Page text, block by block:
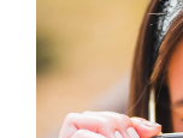
Catégorie:
Marque: